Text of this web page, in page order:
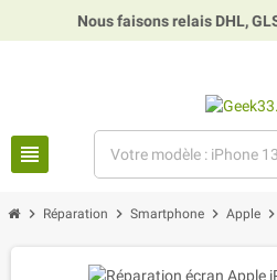
Nous faisons relais DHL, GLS et UPS.
view_headline
chevron_right Réparation chevron_right Smartphone chevron_right Apple chevron_right